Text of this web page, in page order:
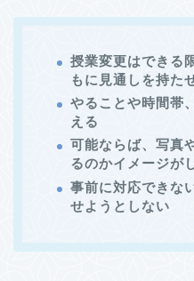
授業変更はできる
もに見通しを持た
やることや時間帯
える
可能ならば、写真
るのかイメージが
事前に対応できな
せようとしない